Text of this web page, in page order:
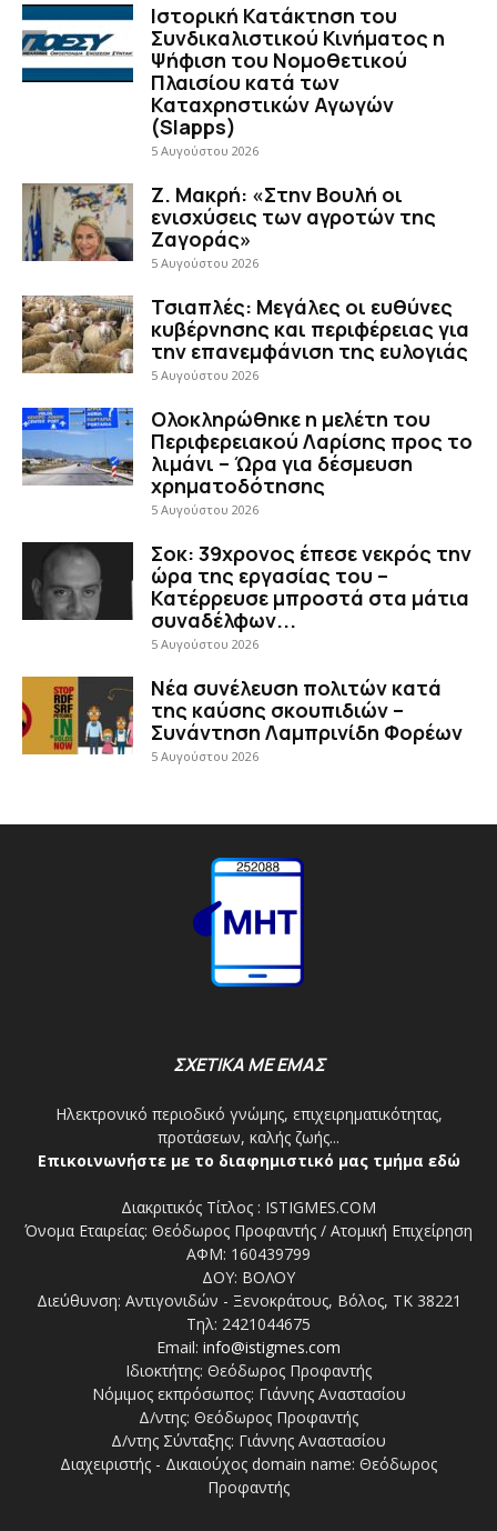
Ιστορική Κατάκτηση του
Συνδικαλιστικού Κινήματος η
Ψήφιση του Νομοθετικού
Πλαισίου κατά των
Καταχρηστικών Αγωγών
(Slapps)
5 Αυγούστου 2026
Ζ. Μακρή: «Στην Βουλή οι
ενισχύσεις των αγροτών της
Ζαγοράς»
5 Αυγούστου 2026
Τσιαπλές: Μεγάλες οι ευθύνες
κυβέρνησης και περιφέρειας για
την επανεμφάνιση της ευλογιάς
5 Αυγούστου 2026
Ολοκληρώθηκε η μελέτη του
Περιφερειακού Λαρίσης προς το
λιμάνι – Ώρα για δέσμευση
χρηματοδότησης
5 Αυγούστου 2026
Σοκ: 39χρονος έπεσε νεκρός την
ώρα της εργασίας του –
Κατέρρευσε μπροστά στα μάτια
συναδέλφων...
5 Αυγούστου 2026
Νέα συνέλευση πολιτών κατά
της καύσης σκουπιδιών –
Συνάντηση Λαμπρινίδη Φορέων
5 Αυγούστου 2026
ΣΧΕΤΙΚΑ ΜΕ ΕΜΑΣ
Ηλεκτρονικό περιοδικό γνώμης, επιχειρηματικότητας,
προτάσεων, καλής ζωής...
Επικοινωνήστε με το διαφημιστικό μας τμήμα εδώ
Διακριτικός Τίτλος : ISTIGMES.COM
Όνομα Εταιρείας: Θεόδωρος Προφαντής / Ατομική Επιχείρηση
ΑΦΜ: 160439799
ΔΟΥ: ΒΟΛΟΥ
Διεύθυνση: Αντιγονιδών - Ξενοκράτους, Βόλος, ΤΚ 38221
Τηλ: 2421044675
Email: info@istigmes.com
Ιδιοκτήτης: Θεόδωρος Προφαντής
Νόμιμος εκπρόσωπος: Γιάννης Αναστασίου
Δ/ντης: Θεόδωρος Προφαντής
Δ/ντης Σύνταξης: Γιάννης Αναστασίου
Διαχειριστής - Δικαιούχος domain name: Θεόδωρος
Προφαντής